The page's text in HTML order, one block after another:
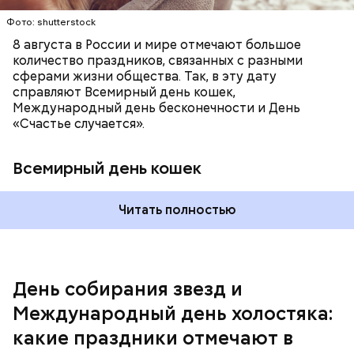
Фото: shutterstock
8 августа в России и мире отмечают большое
количество праздников, связанных с разными
сферами жизни общества. Так, в эту дату
справляют Всемирный день кошек,
Международный день бесконечности и День
«Счастье случается».
Всемирный день кошек
Читать полностью
День собирания звезд и
Международный день холостяка:
какие праздники отмечают в
Спагетти из кабачков
Терапевт Кондрахин назвал
продукты и напитки, которые
Ранние плоды, по словам врача, лучше не есть:
Чистит сосуды и защищает от
рака: чем полезен кресс-салат